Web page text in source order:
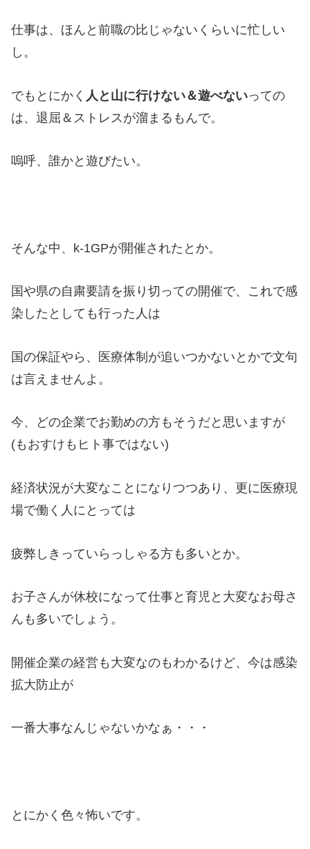
仕事は、ほんと前職の比じゃないくらいに忙しい
し。
でもとにかく 人と山に行けない＆遊べないっての
は、退屈＆ストレスが溜まるもんで。
嗚呼、誰かと遊びたい。
そんな中、k-1GPが開催されたとか。
国や県の自粛要請を振り切っての開催で、これで感
染したとしても行った人は
国の保証やら、医療体制が追いつかないとかで文句
は言えませんよ。
今、どの企業でお勤めの方もそうだと思いますが
(もおすけもヒト事ではない)
経済状況が大変なことになりつつあり、更に医療現
場で働く人にとっては
疲弊しきっていらっしゃる方も多いとか。
お子さんが休校になって仕事と育児と大変なお母さ
んも多いでしょう。
開催企業の経営も大変なのもわかるけど、今は感染
拡大防止が
一番大事なんじゃないかなぁ・・・
とにかく色々怖いです。